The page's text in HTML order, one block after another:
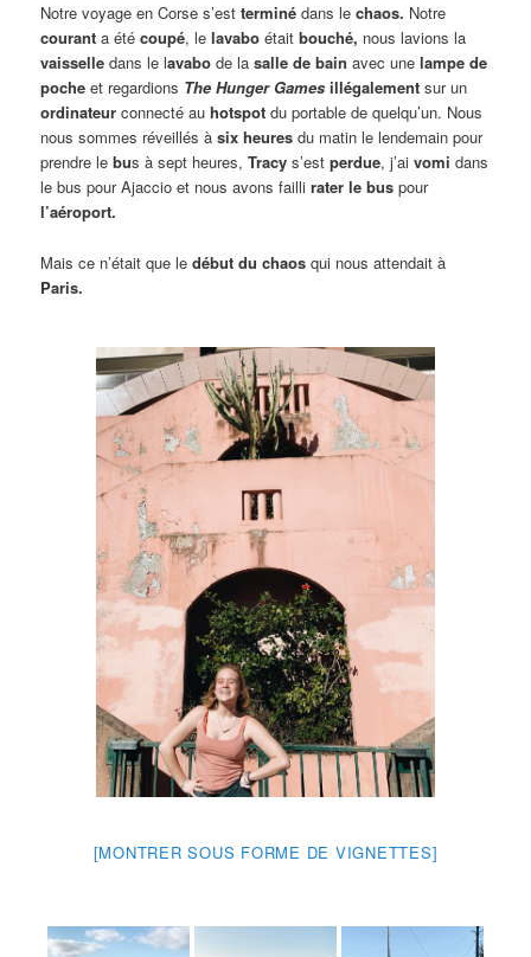
Notre voyage en Corse s’estterminé dans lechaos. Notre
courant a étécoupé, lelavabo était bouché, nous lavions la
vaisselle dans le lavabo de lasalle de bain avec unelampe de
poche et regardions The Hunger Games illégalement sur un
ordinateur connecté au hotspot du portable de quelqu’un. Nous
nous sommes réveillés àsix heures du matin le lendemain pour
prendre lebus à sept heures,Tracy s’estperdue, j’aivomi dans
le bus pour Ajaccio et nous avons faillirater le bus pour
l’aéroport.
Mais ce n’était que ledébut du chaos qui nous attendait à
Paris.
[MONTRER SOUS FORME DE VIGNETTES]